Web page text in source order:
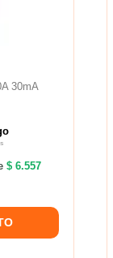
30mA
$ 6.557